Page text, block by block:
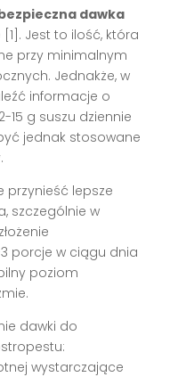
dawka
[1]. Jest to ilość, która
przy minimalnym
Jednakże, w
informacje o
15 g suszu dziennie
jednak stosowane
przynieść lepsze
szczególnie w
porcje w ciągu dnia
poziom
dawki do
wystarczające